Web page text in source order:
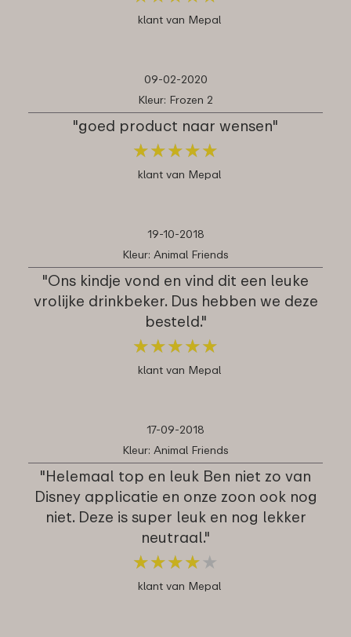
klant van Mepal
09-02-2020
Kleur: Frozen 2
"goed product naar wensen"
★★★★★
★★★★★
klant van Mepal
19-10-2018
Kleur: Animal Friends
"Ons kindje vond en vind dit een leuke
vrolijke drinkbeker. Dus hebben we deze
besteld."
★★★★★
★★★★★
klant van Mepal
17-09-2018
Kleur: Animal Friends
"Helemaal top en leuk Ben niet zo van
Disney applicatie en onze zoon ook nog
niet. Deze is super leuk en nog lekker
neutraal."
★★★★ ★
★★★★ ★
klant van Mepal